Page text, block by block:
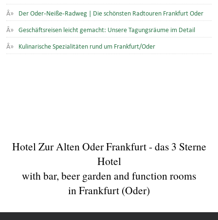
Der Oder-Neiße-Radweg | Die schönsten Radtouren Frankfurt Oder
Geschäftsreisen leicht gemacht: Unsere Tagungsräume im Detail
Kulinarische Spezialitäten rund um Frankfurt/Oder
Hotel Zur Alten Oder Frankfurt - das 3 Sterne
Hotel
with bar, beer garden and function rooms
in Frankfurt (Oder)